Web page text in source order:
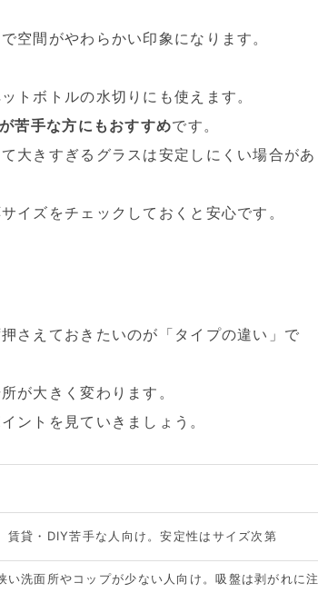
空間がやわらかい印象になります。
トボトルの水切りにも使えます。
苦手な方にもおすすめです。
大きすぎるグラスは安定しにくい場合があ
イズをチェックしておくと安心です。
さえておきたいのが「タイプの違い」で
が大きく変わります。
ントを見ていきましょう。
賃貸・DIY苦手な人向け。安定性はサイズ次第
い洗面所やコップが少ない人向け。吸盤は剥がれに注